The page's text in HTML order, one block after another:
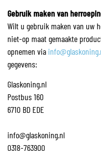
Gebruik maken van
Wilt u gebruik maken van uw
niet-op maat gemaakte
opnemen via
gegevens:
Glaskoning.nl
Postbus 160
6710 BD EDE
info@glaskoning.nl
0318-763900